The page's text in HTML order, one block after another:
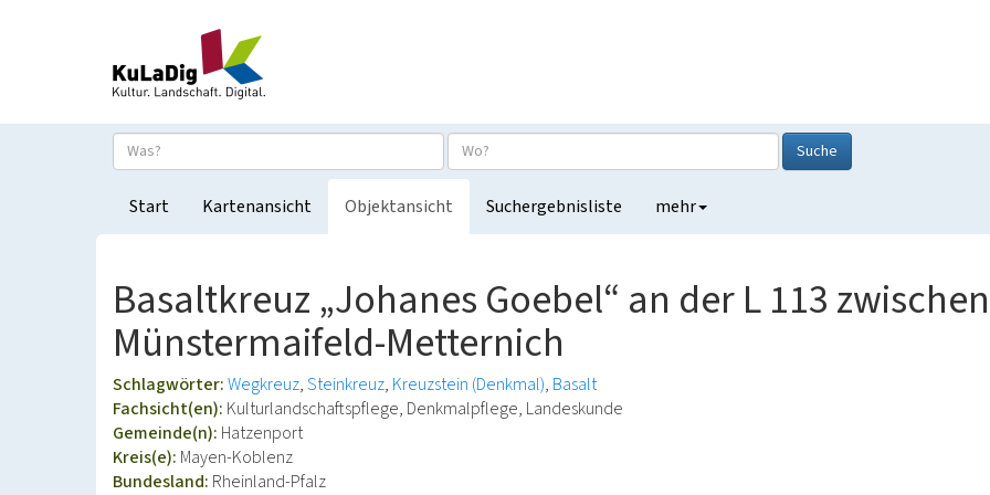
Suche
Start Kartenansicht Objektansicht Suchergebnisliste mehr
Basaltkreuz „Johanes Goebel“ an der L 113
Münstermaifeld-Metternich
Schlagwörter:Wegkreuz Steinkreuz Kreuzstein (Denkmal) Basalt
Fachsicht(en): Kulturlandschaftspflege, Denkmalpflege, Landeskunde
Gemeinde(n): Hatzenport
Kreis(e): Mayen-Koblenz
Bundesland: Rheinland-Pfalz